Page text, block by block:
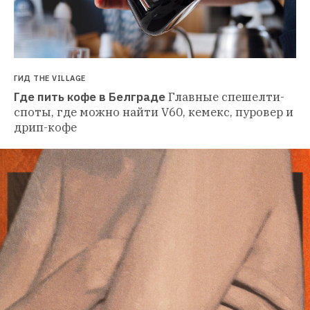
ГИД THE VILLAGE
Где пить кофе в БелградеГлавные спешелти-
споты, где можно найти V60, кемекс, пуровер и
дрип-кофе